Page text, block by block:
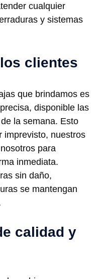
cualquier
y sistemas
clientes
que brindamos es
disponible las
la semana. Esto
imprevisto, nuestros
para
inmediata.
sin daño,
se mantengan
calidad y